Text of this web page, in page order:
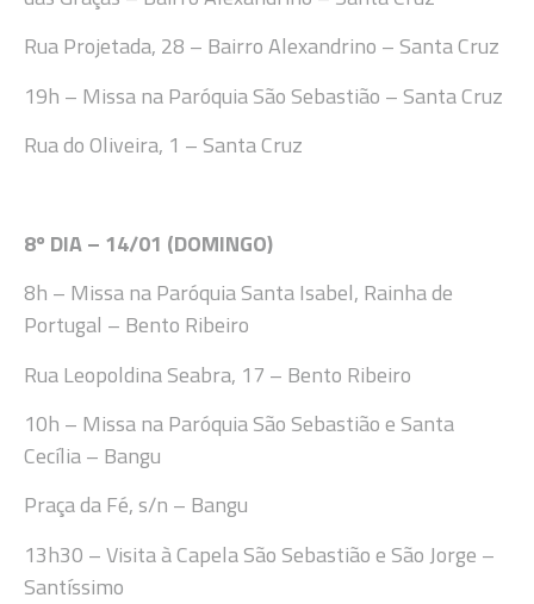
Rua Projetada, 28 – Bairro Alexandrino – Santa Cruz
19h – Missa na Paróquia São Sebastião – Santa Cruz
Rua do Oliveira, 1 – Santa Cruz
8º DIA – 14/01 (DOMINGO)
8h – Missa na Paróquia Santa Isabel, Rainha de
Portugal – Bento Ribeiro
Rua Leopoldina Seabra, 17 – Bento Ribeiro
10h – Missa na ParóquiaSão Sebastião e Santa
Cecília – Bangu
Praça da Fé, s/n – Bangu
13h30 –Visita àCapela São Sebastião e São Jorge –
Santíssimo